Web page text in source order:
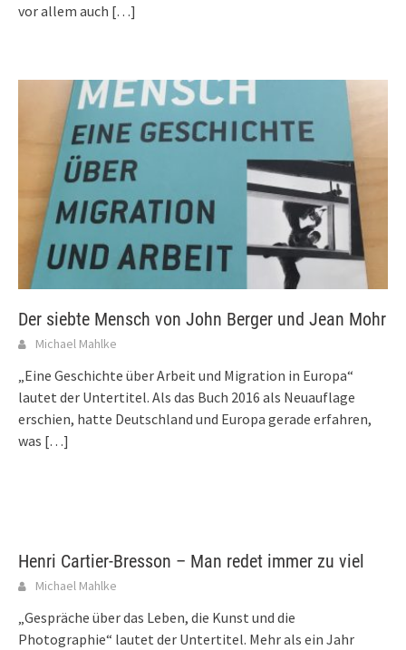
vor allem auch […]
Der siebte Mensch von John Berger und Jean Mohr
Michael Mahlke
„Eine Geschichte über Arbeit und Migration in Europa“
lautet der Untertitel. Als das Buch 2016 als Neuauflage
erschien, hatte Deutschland und Europa gerade erfahren,
was […]
Henri Cartier-Bresson – Man redet immer zu viel
Michael Mahlke
„Gespräche über das Leben, die Kunst und die
Photographie“ lautet der Untertitel. Mehr als ein Jahr